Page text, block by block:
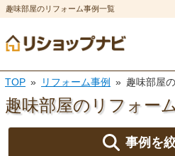
趣味部屋のリフォーム事例一覧
TOP リフォーム事例 趣味部屋
趣味部屋のリフォー
事例を